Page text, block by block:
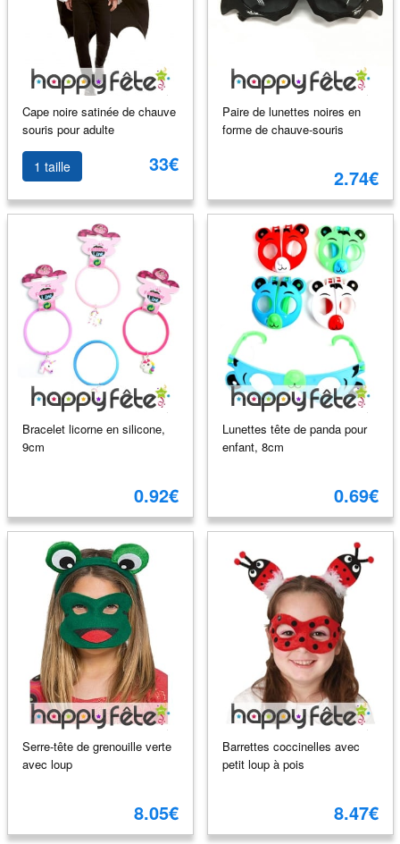
Cape noire satinée de chauve
souris pour adulte
1 taille 33€
Paire de lunettes noires en
forme de chauve-souris
2.74€
Bracelet licorne en silicone,
9cm
0.92€
Lunettes tête de panda pour
enfant, 8cm
0.69€
Serre-tête de grenouille verte
avec loup
8.05€
Barrettes coccinelles avec
petit loup à pois
8.47€